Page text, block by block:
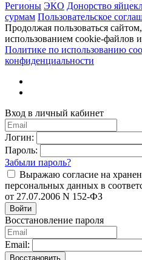
Регионы ЭКО Донорство
сурмам Пользовательское
Продолжая пользоваться
использованием cookie-файлов
Политике по использованию
конфиденциальности
Вход в личный кабинет
Логин:
Пароль:
Забыли пароль?
Выражаю согласие на
персональных данных в
от 27.07.2006 N 152-ФЗ
Войти
Восстановление пароля
Email:
Восстановить